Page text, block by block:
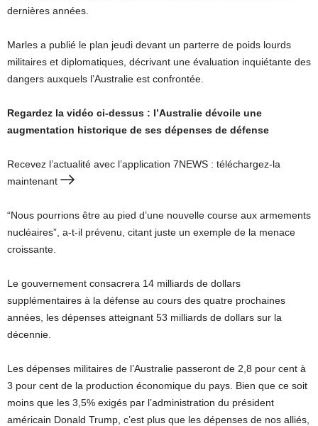
dernières années.
Marles a publié le plan jeudi devant un parterre de poids lourds
militaires et diplomatiques, décrivant une évaluation inquiétante des
dangers auxquels l’Australie est confrontée.
Regardez la vidéo ci-dessus : l’Australie dévoile une
augmentation historique de ses dépenses de défense
Recevez l’actualité avec l’application 7NEWS : téléchargez-la
maintenant
“Nous pourrions être au pied d’une nouvelle course aux armements
nucléaires”, a-t-il prévenu, citant juste un exemple de la menace
croissante.
Le gouvernement consacrera 14 milliards de dollars
supplémentaires à la défense au cours des quatre prochaines
années, les dépenses atteignant 53 milliards de dollars sur la
décennie.
Les dépenses militaires de l’Australie passeront de 2,8 pour cent à
3 pour cent de la production économique du pays. Bien que ce soit
moins que les 3,5% exigés par l’administration du président
américain Donald Trump, c’est plus que les dépenses de nos alliés,